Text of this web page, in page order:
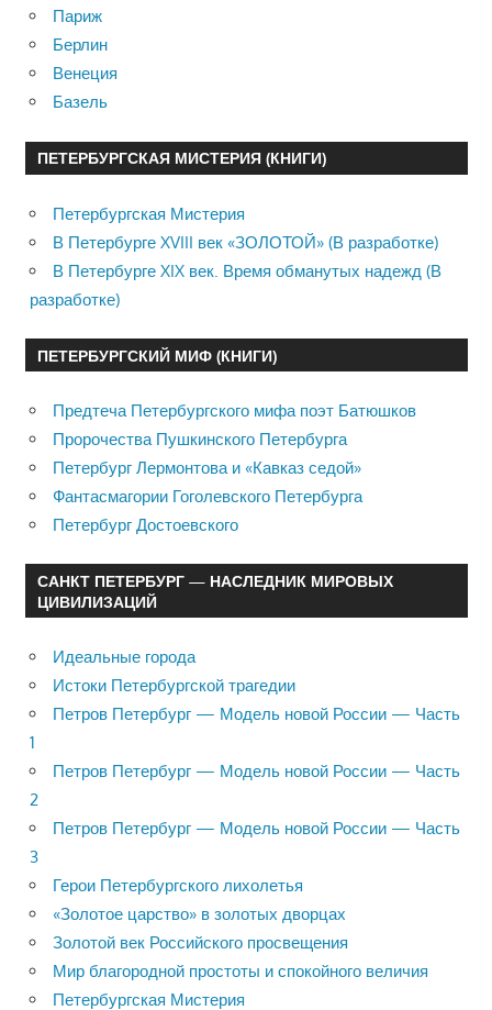
Париж
Берлин
Венеция
Базель
ПЕТЕРБУРГСКАЯ МИСТЕРИЯ (КНИГИ)
Петербургская Мистерия
В Петербурге XVIII век «ЗОЛОТОЙ» (В разработке)
В Петербурге XIX век. Время обманутых надежд (В
разработке)
ПЕТЕРБУРГСКИЙ МИФ (КНИГИ)
Предтеча Петербургского мифа поэт Батюшков
Пророчества Пушкинского Петербурга
Петербург Лермонтова и «Кавказ седой»
Фантасмагории Гоголевского Петербурга
Петербург Достоевского
САНКТ ПЕТЕРБУРГ — НАСЛЕДНИК МИРОВЫХ
ЦИВИЛИЗАЦИЙ
Идеальные города
Истоки Петербургской трагедии
Петров Петербург — Модель новой России — Часть
1
Петров Петербург — Модель новой России — Часть
2
Петров Петербург — Модель новой России — Часть
3
Герои Петербургского лихолетья
«Золотое царство» в золотых дворцах
Золотой век Российского просвещения
Мир благородной простоты и спокойного величия
Петербургская Мистерия